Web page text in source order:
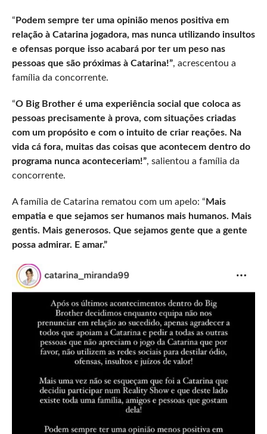
“ Podem sempre ter uma opinião menos positiva em
relação à Catarina jogadora, mas nunca utilizando insultos
e ofensas porque isso acabará por ter um peso nas
pessoas que são próximas à Catarina!”, acrescentou a
família da concorrente.
“O Big Brother é uma experiência social que coloca as
pessoas precisamente à prova, com situações criadas
com um propósito e com o intuito de criar reações. Na
vida cá fora, muitas das coisas que acontecem dentro do
programa nunca aconteceriam!”, salientou a família da
concorrente.
A família de Catarina rematou com um apelo: “ Mais
empatia e que sejamos ser humanos mais humanos. Mais
gentis. Mais generosos. Que sejamos gente que a gente
possa admirar. E amar.”